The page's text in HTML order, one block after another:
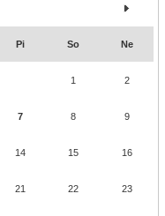
Pi So Ne
1 2
7 8 9
14 15 16
21 22 23